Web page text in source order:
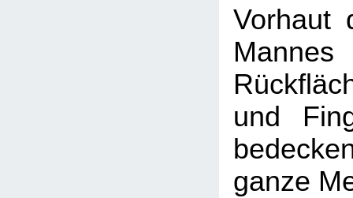
Vorhaut
und
ganze